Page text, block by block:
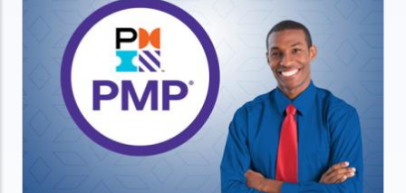
Réseaux
Formation en administration Réseaux Cisco
CCNA
750 000 XAF 550.000 XAF
Je m'inscris